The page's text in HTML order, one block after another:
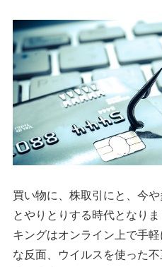
買い物に、株取引にと、今
とやりとりする時代となり
キングはオンライン上で手
な反面、ウイルスを使った